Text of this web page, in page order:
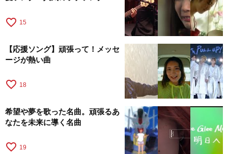
favorite_border 15
【応援ソング】頑張って！メッセ
ージが熱い曲
favorite_border 18
希望や夢を歌った名曲。頑張るあ
なたを未来に導く名曲
favorite_border 19